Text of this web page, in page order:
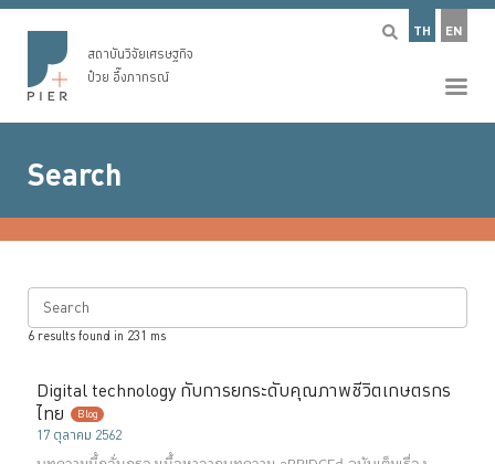
TH EN
สถาบันวิจัยเศรษฐกิจ
ป๋วย อึ๊งภากรณ์
Search
Search
6 results found in 231 ms
Digital technology กับการยกระดับคุณภาพชีวิตเกษตรกร
ไทย
Blog
17 ตุลาคม 2562